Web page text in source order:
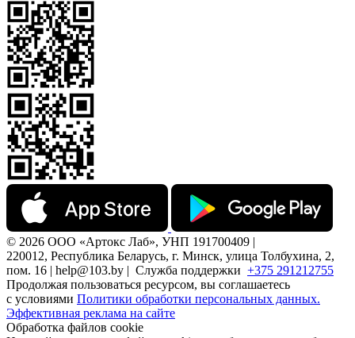
© 2026 ООО «Артокс Лаб», УНП 191700409 |
220012, Республика Беларусь, г. Минск, улица Толбухина, 2,
пом. 16 | help@103.by | Служба поддержки +375 291212755
Продолжая пользоваться ресурсом, вы соглашаетесь
с условиями Политики обработки персональных данных.
Эффективная реклама на сайте
Обработка файлов cookie